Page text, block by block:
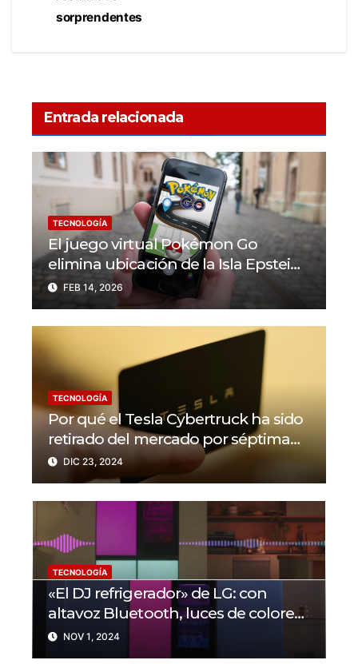
sorprendentes
Entrada relacionada
TECNOLOGÍA
El juego virtual Pokémon Go
elimina ubicación de la Isla Epstein
tras reacciones negativas
FEB 14, 2026
TECNOLOGÍA
Por qué el Tesla Cybertruck ha sido
retirado del mercado por séptima
vez, junto con el Model 3 y el Model
DIC 23, 2024
TECNOLOGÍA
«El DJ refrigerador» de LG: con
altavoz Bluetooth, luces de colores
para fiestas y más
NOV 1, 2024